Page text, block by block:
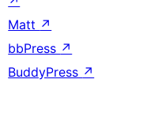
Matt ↗
bbPress ↗
BuddyPress ↗